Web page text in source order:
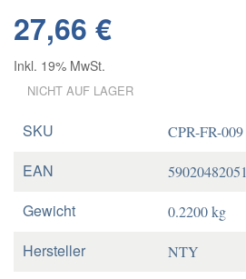
27,66 €
Inkl. 19% MwSt.
NICHT AUF LAGER
SKU CPR-FR-009
EAN
Gewicht 0.2200 kg
Hersteller NTY